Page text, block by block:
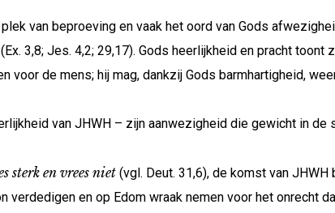
van beproeving en vaak het oord van Gods
3,8; Jes. 4,2; 29,17). Gods heerlijkheid en pracht toont
voor de mens; hij mag, dankzij Gods barmhartigheid,
van JHWH – zijn aanwezigheid die gewicht in de
sterk en vrees niet (vgl. Deut. 31,6), de komst van JHWH
en op Edom wraak nemen voor het onrecht